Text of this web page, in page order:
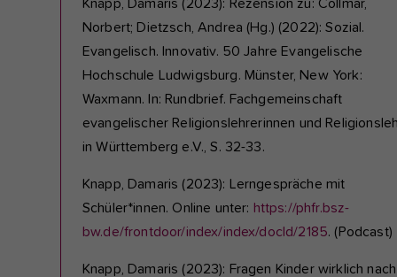
Knapp, Damaris (2023): Rezension zu: Collmar,
Norbert; Dietzsch, Andrea (Hg.) (2022): Sozial.
Evangelisch. Innovativ. 50 Jahre Evangelische
Hochschule Ludwigsburg. Münster, New York:
Waxmann. In: Rundbrief. Fachgemeinschaft
evangelischer Religionslehrerinnen und
in Württemberg e.V., S. 32-33.
Knapp, Damaris (2023): Lerngespräche mit
Schüler*innen. Online unter: https://phfr.bsz-
bw.de/frontdoor/index/index/docId/2185. (Podcast)
Knapp, Damaris (2023): Fragen Kinder wirklich nach